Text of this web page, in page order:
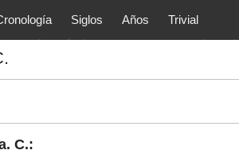
y
política, arte,
Siglos Años Trivial
C.: